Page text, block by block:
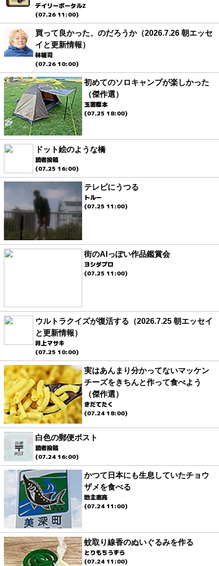
デイリーポータルZ
(07.26 11:00)
買って良かった、のだろうか（2026.7.26 朝エッセ
イと更新情報）
林雄司
(07.26 10:00)
初めてのソロキャンプが楽しかった
（傑作選）
玉置標本
(07.25 18:00)
ドット絵のような橋
読者投稿
(07.25 16:00)
テレビにうつる
トルー
(07.25 11:00)
街のAIっぽい作品鑑賞会
ヨシダプロ
(07.25 11:00)
ウルトラクイズが復活する（2026.7.25 朝エッセイ
と更新情報）
井上マサキ
(07.25 10:00)
実はあんまり分かってないマッケン
チーズをきちんと作って食べよう
（傑作選）
きだてたく
(07.24 18:00)
白色の郵便ポスト
読者投稿
(07.24 16:00)
かつて日本にも生息していたチョウ
ザメを食べる
地主恵亮
(07.24 11:00)
蚊取り線香のぬいぐるみを作る
とりもちうずら
(07.24 11:00)